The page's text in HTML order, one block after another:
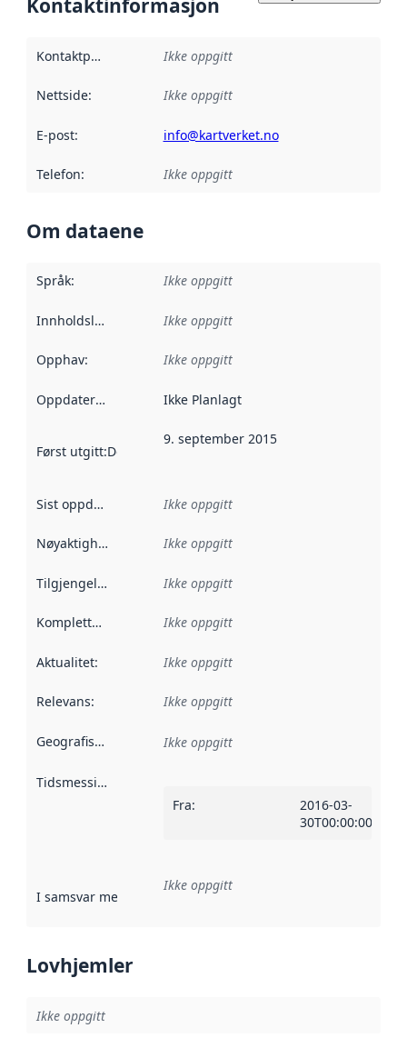
Kontaktinformasjon
Kontaktpunkt Ikke oppgitt
Nettside: Ikke oppgitt
E-post: info@kartverket.no
Telefon: Ikke oppgitt
Om dataene
Språk: Ikke oppgitt
Innholdsleverandører :
Ikke oppgitt
Opphav: Ikke oppgitt
Oppdateringsfrekvens :
Ikke Planlagt
Først utgitt:Denne datoen sier når dataene i dette
9. september 2015
Sist oppdatert Ikke oppgitt
Nøyaktighet Ikke oppgitt
Tilgjengelighet Ikke oppgitt
Kompletthet Ikke oppgitt
Aktualitet: Ikke oppgitt
Relevans: Ikke oppgitt
Geografisk avgrensning :
Ikke oppgitt
Tidsmessig avgrensning
Fra:
2016-03-
30T00:00:00Z
I samsvar med Referanse til en implementasjonsregel
Ikke oppgitt
Lovhjemler
Ikke oppgitt